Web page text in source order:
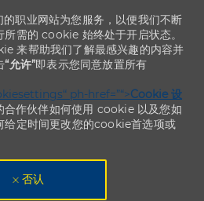
职业网站为您服务，以便我们不断
需的 cookie 始终处于开启状态。
来帮助我们了解最感兴趣的内容并
“允许”即表示您同意放置所有
ph-href=”“>Cookie 设
合作伙伴如何使用 cookie 以及您如
给定时间更改您的cookie首选项或
否认